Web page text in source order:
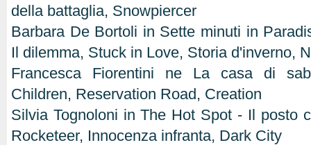
della battaglia, Snowpiercer
Barbara De Bortoli in Sette minuti in
Il dilemma, Stuck in Love, Storia d'inverno,
Francesca Fiorentini ne La casa di
Children, Reservation Road, Creation
Silvia Tognoloni in The Hot Spot - Il posto
Rocketeer, Innocenza infranta, Dark City